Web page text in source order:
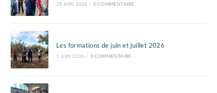
29 JUIN 2026 / 0 COMMENTAIRE
Les formations de juin et juillet 2026
1 JUIN 2026 / 0 COMMENTAIRE